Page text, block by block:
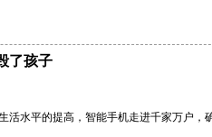
了孩子
活水平的提高，智能手机走进千家万户